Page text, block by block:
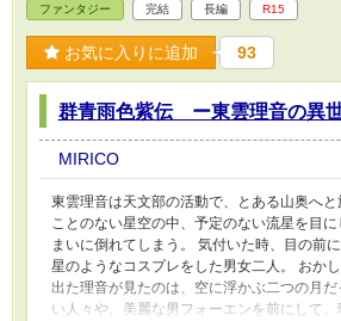
ファンタジー 完結 長編 R15
お気に入りに追加 93
群青雨色紫伝 ー東雲理音の異
MIRICO
東雲理音は天文部の活動で、とある山奥へ
ことのない星空の中、予定のない流星を目
まいに倒れてしまう。 気付いた時、目の前
星のようなコスプレをした男女二人。 おか
出た理音が見たのは、空に浮かぶ二つの月
い人々や、美麗な男フォーエンを前にして